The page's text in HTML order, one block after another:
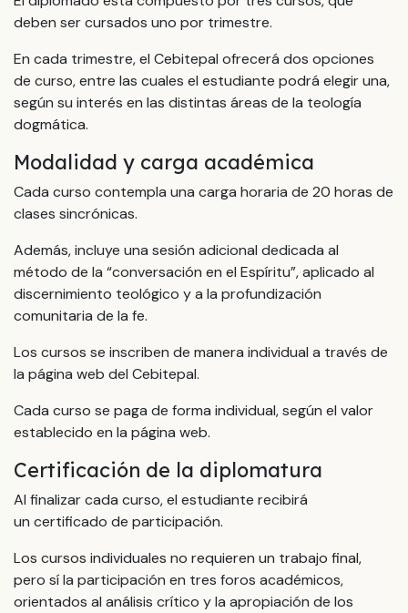
deben ser cursados uno por trimestre.
En cada trimestre, el Cebitepal ofrecerá dos opciones
de curso, entre las cuales el estudiante podrá elegir una,
según su interés en las distintas áreas de la teología
dogmática.
Modalidad y carga académica
Cada curso contempla una carga horaria de 20 horas de
clases sincrónicas.
Además, incluye una sesión adicional dedicada al
método de la “conversación en el Espíritu”, aplicado al
discernimiento teológico y a la profundización
comunitaria de la fe.
Los cursos se inscriben de manera individual a través de
la página web del Cebitepal.
Cada curso se paga de forma individual, según el valor
establecido en la página web.
Certificación de la diplomatura
Al finalizar cada curso, el estudiante recibirá
un certificado de participación.
Los cursos individuales no requieren un trabajo final,
pero sí la participación en tres foros académicos,
orientados al análisis crítico y la apropiación de los